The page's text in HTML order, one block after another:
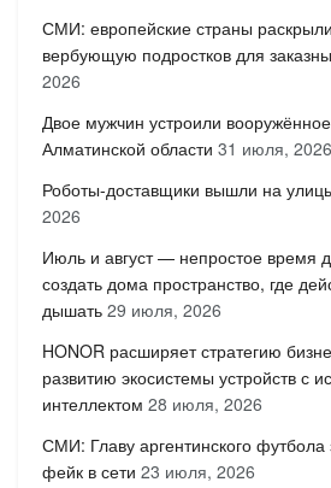
СМИ: европейские страны
вербующую подростков для
2026
Двое мужчин устроили
Алматинской области 31 июля, 2026
Роботы-доставщики вышли на
2026
Июль и август — непростое время
создать дома пространство, где
дышать 29 июля, 2026
HONOR расширяет стратегию
развитию экосистемы устройств с
интеллектом 28 июля, 2026
СМИ: Главу аргентинского
фейк в сети 23 июля, 2026